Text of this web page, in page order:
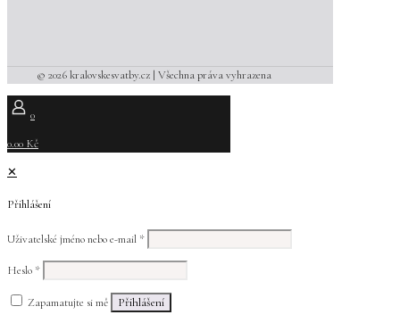
© 2026 kralovskesvatby.cz | Všechna práva vyhrazena
0
0.00 Kč
✕
Přihlášení
Uživatelské jméno nebo e-mail *
Heslo *
Zapamatujte si mě Přihlášení